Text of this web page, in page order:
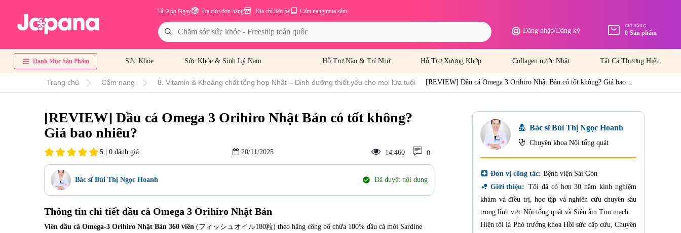
Cẩm nang mua sắm
Địa chỉ liên hệ
Tra cứu đơn hàng
Tải App Ngay
Đăng nhập/Đăng ký
GIỎ HÀNG
0 Sản phẩm
Danh Mục Sản Phẩm Sức Khỏe Sức Khỏe & Sinh Lý Nam Hỗ Trợ Não & Trí Nhớ Hỗ Trợ Xương Khớp Collagen nước Nhật Tất Cả Thương Hiệu
Trang chủ Cẩm nang 8. Vitamin & Khoáng chất tổng hợp Nhật – Dinh dưỡng thiết yếu cho mọi lứa tuổi
[REVIEW] Dầu cá Omega 3 Orihiro Nhật Bản có tốt không? Giá bao
[REVIEW] Dầu cá Omega 3 Orihiro Nhật Bản có tốt không?
Giá bao nhiêu?
5 | 0 đánh giá 20/11/2025 14.460 0
Bác sĩ Bùi Thị Ngọc Hoanh check_circle Đã duyệt nội dung
Thông tin chi tiết dầu cá Omega 3 Orihiro Nhật Bản
Viên dầu cá Omega-3 Orihiro Nhật Bản 360 viên (フィッシュオイル180粒) theo hãng công bố chứa 100% dầu cá mòi Sardine
Bác sĩ Bùi Thị Ngọc Hoanh
Chuyên khoa Nội tổng quát
local_hospital Đơn vị công tác: Bệnh viện Sài Gòn
bubble_chart Giới thiệu: Tôi đã có hơn 30 năm kinh nghiệm
khám và điều trị, học tập và nghiên cứu chuyên sâu
trong lĩnh vực Nội tổng quát và Siêu âm Tim mạch.
Hiện tôi là Phó trưởng khoa Hồi sức cấp cứu, Chuyên